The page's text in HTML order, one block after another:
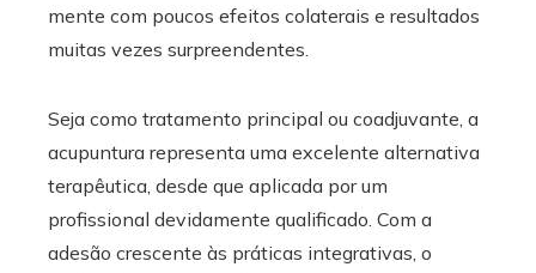
mente com poucos efeitos colaterais e resultados
muitas vezes surpreendentes.
Seja como tratamento principal ou coadjuvante, a
acupuntura representa uma excelente alternativa
terapêutica, desde que aplicada por um
profissional devidamente qualificado. Com a
adesão crescente às práticas integrativas, o